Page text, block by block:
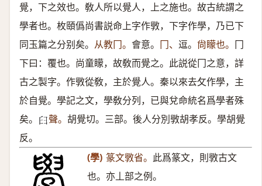
覺，下之效也。敎人所以覺人，上之施也。故古統謂之
學者也。枚頤僞尚書説命上字作斆，下字作學，乃已下
同玉篇之分别矣。 从教冂。 會意。 冂、 逗。 尙矇也。 冂
下曰：覆也。尚童矇，故敎而覺之。此説從冂之意，詳
古之製字。作斆從敎，主於覺人。秦以來去攵作學，主
於自覺。學記之文，學敎分列，已與兌命統名爲學者殊
矣。 𦥑聲。 胡覺切。三部。後人分別斆胡孝反。學胡覺
反。
(學) 篆文斆省。 此爲篆文，則斆古文
也。亦丄部之例。